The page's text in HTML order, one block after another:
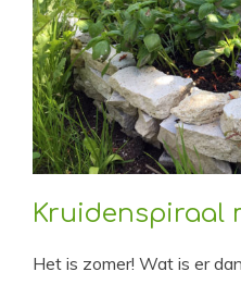
Kruidenspiraal
Het is zomer! Wat is er